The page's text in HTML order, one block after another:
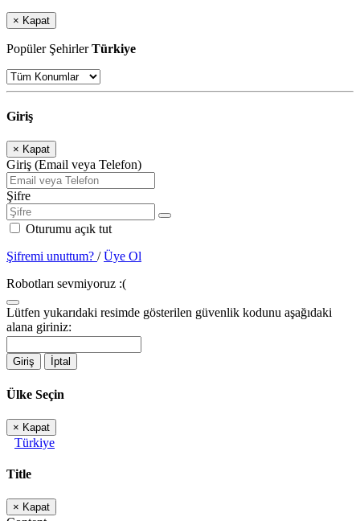
× Kapat
Popüler ŞehirlerTürkiye
Giriş
× Kapat
Giriş (Email veya Telefon)
Şifre
Oturumu açık tut
Şifremi unuttum? /Üye Ol
Robotları sevmiyoruz :(
Lütfen yukarıdaki resimde gösterilen güvenlik kodunu aşağıdaki
alana giriniz:
Giriş İptal
Ülke Seçin
× Kapat
Türkiye
Title
× Kapat